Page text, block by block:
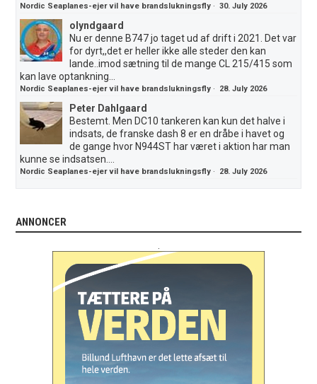
Nordic Seaplanes-ejer vil have brandslukningsfly ·30. July 2026
olyndgaard
Nu er denne B747 jo taget ud af drift i 2021. Det var
for dyrt,,det er heller ikke alle steder den kan
lande..imod sætning til de mange CL 215/415 som
kan lave optankning...
Nordic Seaplanes-ejer vil have brandslukningsfly · 28. July 2026
Peter Dahlgaard
Bestemt. Men DC10 tankeren kan kun det halve i
indsats, de franske dash 8 er en dråbe i havet og
de gange hvor N944ST har været i aktion har man
kunne se indsatsen....
Nordic Seaplanes-ejer vil have brandslukningsfly · 28. July 2026
ANNONCER